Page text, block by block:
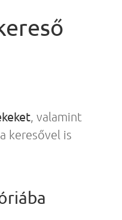
, valamint
keresővel is